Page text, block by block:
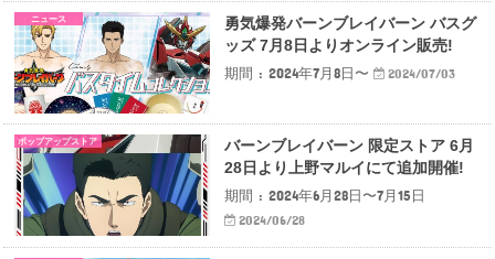
ニュース
勇気爆発バーンブレイバーン バスグ
ッズ 7月8日よりオンライン販売!
期間 : 2024年7月8日〜
2024/07/03
ポップアップストア
バーンブレイバーン 限定ストア 6月
28日より上野マルイにて追加開催!
期間 : 2024年6月28日〜7月15日
2024/06/28